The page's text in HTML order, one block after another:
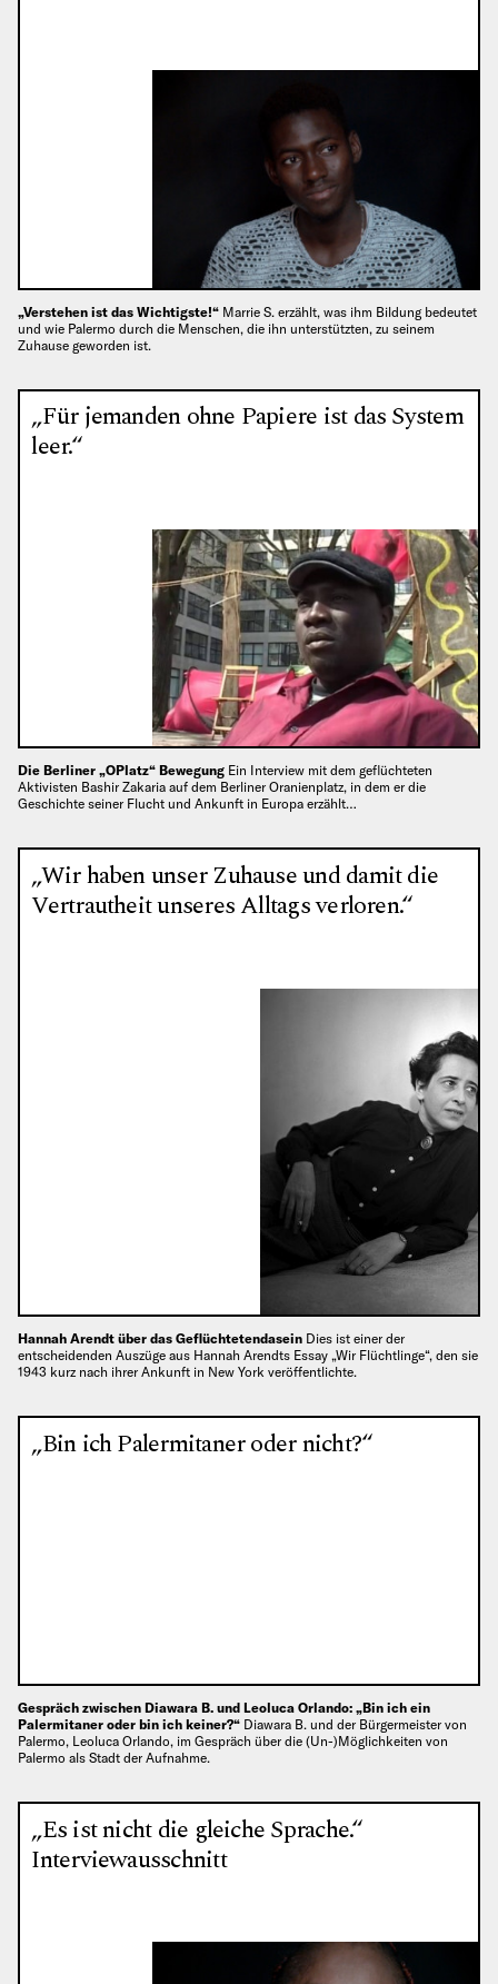
„Verstehen ist das Wichtigste!“ Marrie S. erzählt, was ihm Bildung bedeutet
und wie Palermo durch die Menschen, die ihn unterstützten, zu seinem
Zuhause geworden ist.
„Für jemanden ohne Papiere ist das System
leer.“
Die Berliner „OPlatz“ Bewegung Ein Interview mit dem geflüchteten
Aktivisten Bashir Zakaria auf dem Berliner Oranienplatz, in dem er die
Geschichte seiner Flucht und Ankunft in Europa erzählt…
„Wir haben unser Zuhause und damit die
Vertrautheit unseres Alltags verloren.“
Hannah Arendt über das Geflüchtetendasein Dies ist einer der
entscheidenden Auszüge aus Hannah Arendts Essay „Wir Flüchtlinge“, den sie
1943 kurz nach ihrer Ankunft in New York veröffentlichte.
„Bin ich Palermitaner oder nicht?“
Gespräch zwischen Diawara B. und Leoluca Orlando: „Bin ich ein
Palermitaner oder bin ich keiner?“ Diawara B. und der Bürgermeister von
Palermo, Leoluca Orlando, im Gespräch über die (Un-)Möglichkeiten von
Palermo als Stadt der Aufnahme.
„Es ist nicht die gleiche Sprache.“
Interviewausschnitt